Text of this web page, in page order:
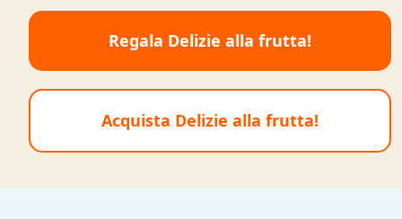
Regala Delizie alla frutta!
Acquista Delizie alla frutta!